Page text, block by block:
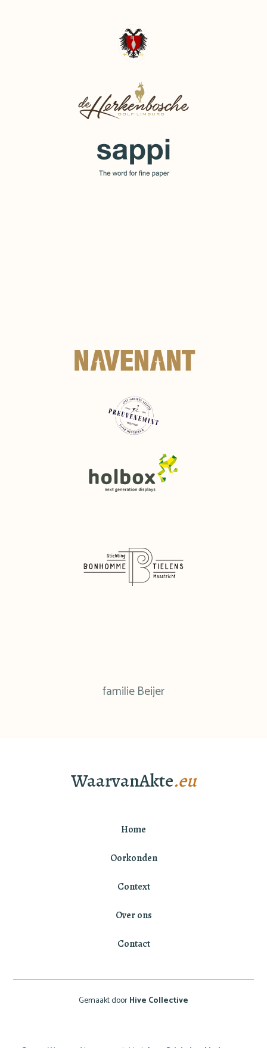
familie Beijer
WaarvanAkte.eu
Home
Oorkonden
Context
Over ons
Contact
Gemaakt doorHive Collective